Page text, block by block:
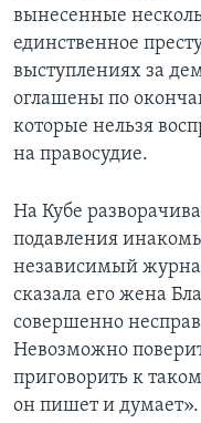
АМЕРИКА.
ПОДПИСКА НА
Learning English
Языки
вынесенные
единственное
выступлениях за
оглашены по
которые нельзя
на правосудие.
На Кубе
подавления
независимый
сказала его жена
совершенно
Невозможно
приговорить к
он пишет и думает».